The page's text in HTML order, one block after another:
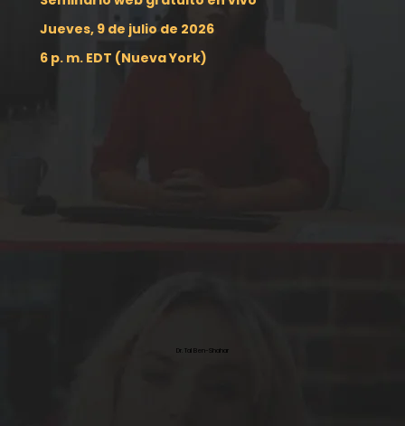
Jueves, 9 de julio de 2026
6 p. m. EDT (Nueva York)
Dr. Tal Ben-Shahar